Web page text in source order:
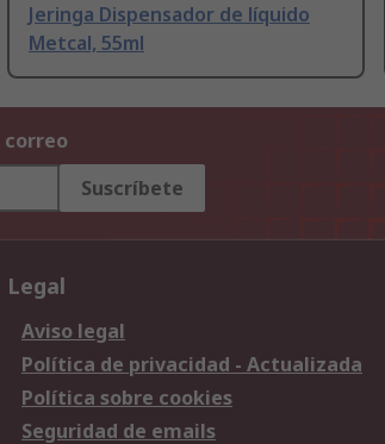
Jeringa Dispensador de líquido
Metcal, 55ml
Suscríbete
Legal
Aviso legal
Política de privacidad - Actualizada
Política sobre cookies
Seguridad de emails